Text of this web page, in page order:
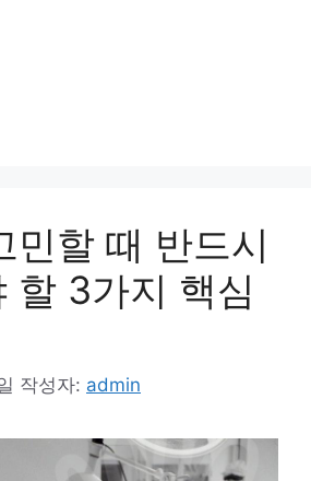
민할 때 반드시
할 3가지 핵심
작성자: admin